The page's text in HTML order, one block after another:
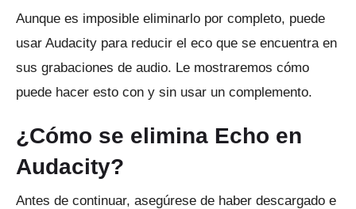
Aunque es imposible eliminarlo por completo, puede
usar Audacity para reducir el eco que se encuentra en
sus grabaciones de audio. Le mostraremos cómo
puede hacer esto con y sin usar un complemento.
¿Cómo se elimina Echo en
Audacity?
Antes de continuar, asegúrese de haber descargado e